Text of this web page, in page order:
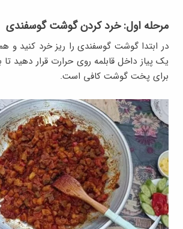
مرحله اول: خرد کردن گوشت گوسفندی
در ابتدا گوشت گوسفندی را ریز خرد کنید و
یک پیاز داخل قابلمه روی حرارت قرار دهید تا
برای پخت گوشت کافی است.